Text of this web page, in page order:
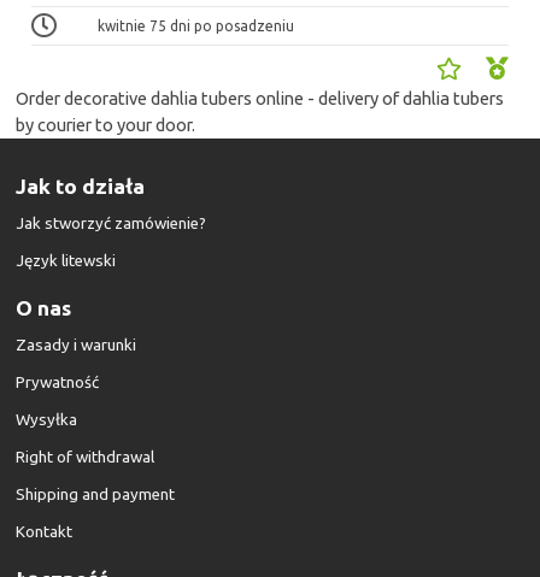
kwitnie 75 dni po posadzeniu
Order decorative dahlia tubers online - delivery of dahlia tubers
by courier to your door.
Jak to działa
Jak stworzyć zamówienie?
Język litewski
O nas
Zasady i warunki
Prywatność
Wysyłka
Right of withdrawal
Shipping and payment
Kontakt